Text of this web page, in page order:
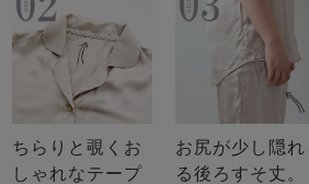
ちらりと覗くお
しゃれなテープ
お尻が少し隠れ
る後ろすそ丈。